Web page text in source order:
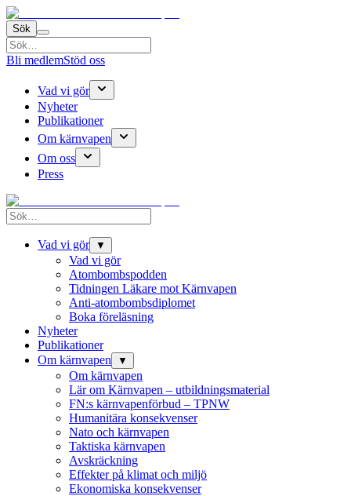
Sök
Bli medlemStöd oss
Vad vi gör
Nyheter
Publikationer
Om kärnvapen
Om oss
Press
Vad vi gör ▼
Vad vi gör
Atombombspodden
Tidningen Läkare mot Kärnvapen
Anti-atombombsdiplomet
Boka föreläsning
Nyheter
Publikationer
Om kärnvapen
▼
Om kärnvapen
Lär om Kärnvapen – utbildningsmaterial
FN:s kärnvapenförbud – TPNW
Humanitära konsekvenser
Nato och kärnvapen
Taktiska kärnvapen
Avskräckning
Effekter på klimat och miljö
Ekonomiska konsekvenser